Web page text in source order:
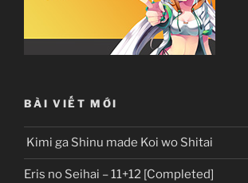
BÀI VIẾT MỚI
Kimi ga Shinu made Koi wo Shitai
Eris no Seihai – 11+12 [Completed]